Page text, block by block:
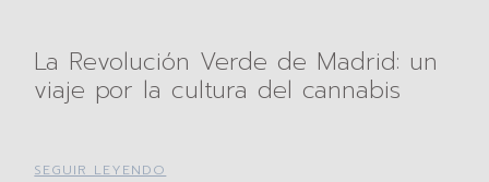
La Revolución Verde de Madrid: un
viaje por la cultura del cannabis
SEGUIR LEYENDO